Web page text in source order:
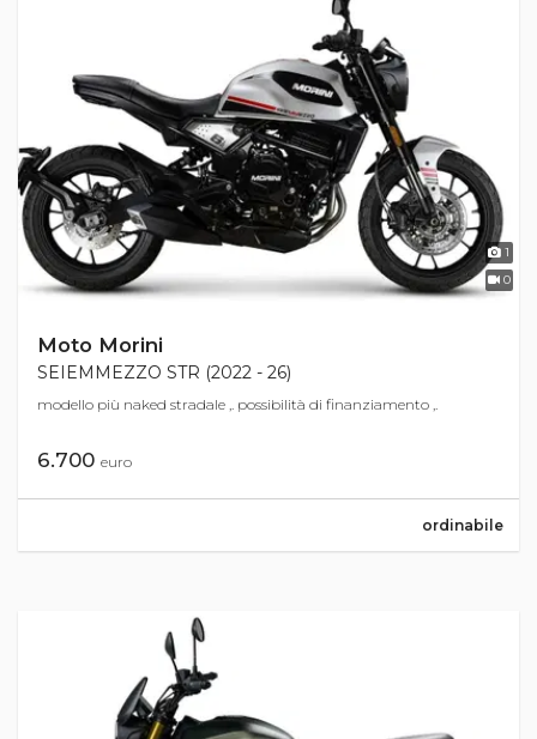
1
0
Moto Morini
SEIEMMEZZO STR (2022 - 26)
modello più naked stradale ,. possibilità di finanziamento ,.
6.700 euro
ordinabile